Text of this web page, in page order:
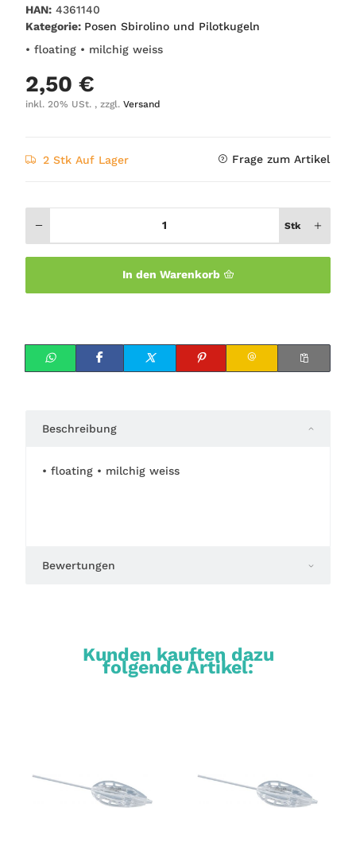
HAN: 4361140
Kategorie: Posen Sbirolino und Pilotkugeln
• floating • milchig weiss
2,50 €
inkl. 20% USt. , zzgl. Versand
2 Stk Auf Lager Frage zum Artikel
Stk
In den Warenkorb
Beschreibung
• floating • milchig weiss
Bewertungen
Kunden kauften dazu
folgende Artikel: